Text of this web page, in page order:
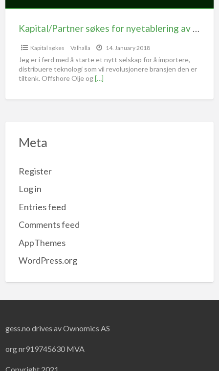
Kapital/Partner søkes for nyetablering av import for ny teknologi
Kapital søkes Valhalla 14. January 2018
Jeg er i ferd med å starte et nytt selskap for å importere,
distribuere teknologi som vil revolusjonere bransjen den er
tiltenk. Offshore Olje og[…]
Meta
Register
Log in
Entries feed
Comments feed
AppThemes
WordPress.org
gess.no drives av Ownomics AS
org nr919745630 MVA